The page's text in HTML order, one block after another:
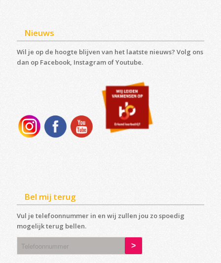
Nieuws
Wil je op de hoogte blijven van het laatste nieuws? Volg ons
dan op Facebook, Instagram of Youtube.
Bel mij terug
Vul je telefoonnummer in en wij zullen jou zo spoedig
mogelijk terug bellen.